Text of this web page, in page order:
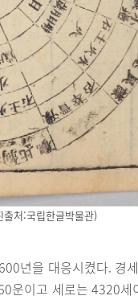
처:국립한글박물관)
년을 대응시켰다. 경
운이고 세로는 4320세